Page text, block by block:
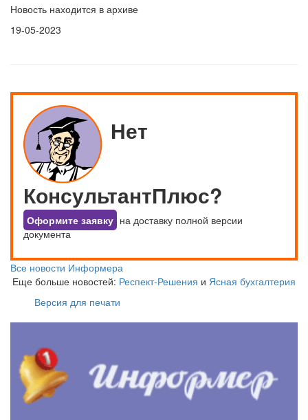
Новость находится в архиве
19-05-2023
Нет
КонсультантПлюс?
Оформите заявку на доставку полной версии
документа
Все новости Информера
Еще больше новостей: Респект-Решения и Ясная бухгалтерия
Версия для печати